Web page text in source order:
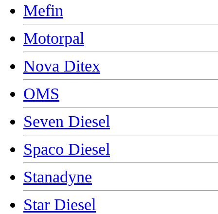
Mefin
Motorpal
Nova Ditex
OMS
Seven Diesel
Spaco Diesel
Stanadyne
Star Diesel